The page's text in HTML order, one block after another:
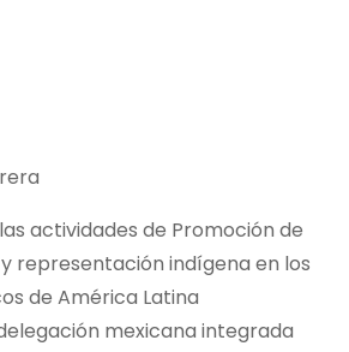
actividades de Promoción de
representación indígena en los
de América Latina
mexicana integrada